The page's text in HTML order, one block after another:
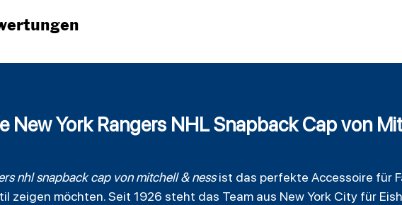
New York Rangers NHL Snapback Cap von
nhl snapback cap vonmitchell& nessist das perfekte Accessoire für
zeigen möchten. Seit 1926 steht das Team aus New York City für